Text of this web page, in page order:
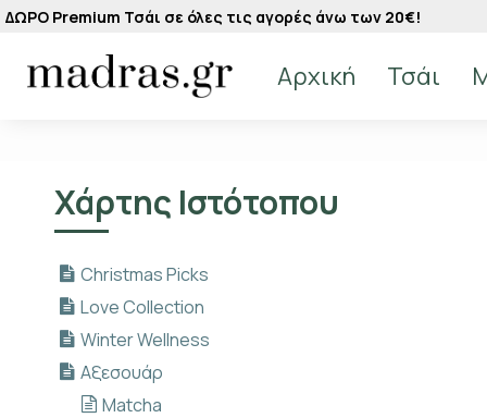
ΔΩΡΟ Premium Τσάι σε όλες τις αγορές άνω των 20€!
Αρχική Τσάι
Χάρτης Ιστότοπου
Christmas Picks
Love Collection
Winter Wellness
Αξεσουάρ
Matcha